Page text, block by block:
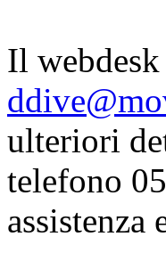
Il
ulteriori
telefono
assistenza